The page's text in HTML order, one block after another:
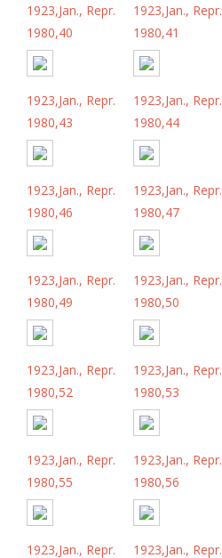
1923,Jan., Repr.
1980,40
1923,Jan., Repr.
1980,41
1923,Jan., Repr.
1980,43
1923,Jan., Repr.
1980,44
1923,Jan., Repr.
1980,46
1923,Jan., Repr.
1980,47
1923,Jan., Repr.
1980,49
1923,Jan., Repr.
1980,50
1923,Jan., Repr.
1980,52
1923,Jan., Repr.
1980,53
1923,Jan., Repr.
1980,55
1923,Jan., Repr.
1980,56
1923,Jan., Repr. 1923,Jan., Repr.